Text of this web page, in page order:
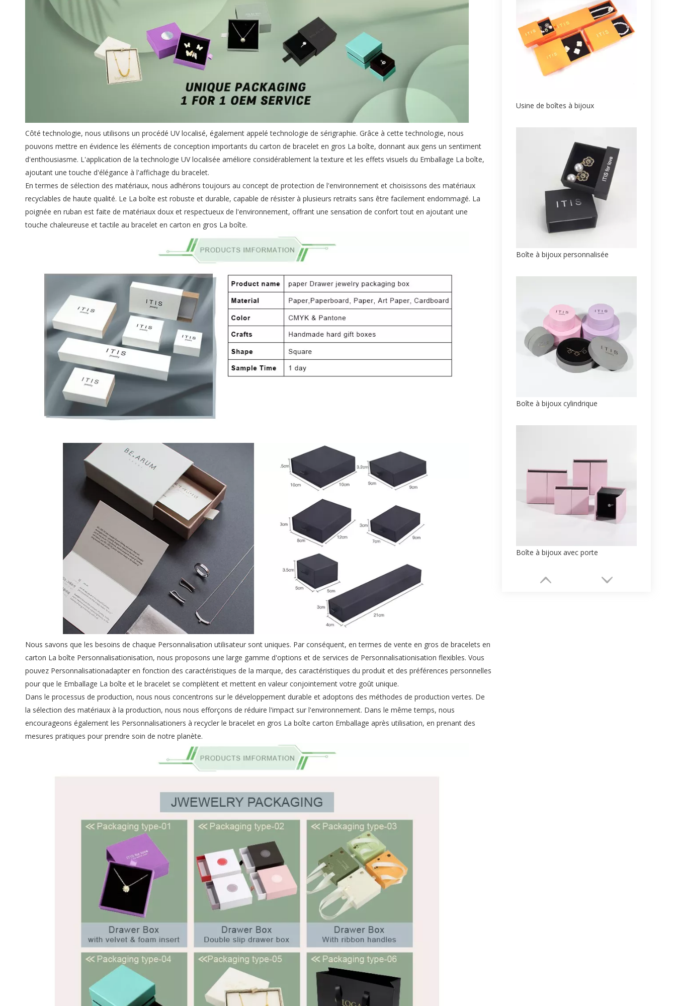
Côté technologie, nous utilisons un procédé UV localisé, également appelé technologie de sérigraphie. Grâce à cette technologie, nous
pouvons mettre en évidence les éléments de conception importants du carton de bracelet en gros La boîte, donnant aux gens un sentiment
d'enthousiasme. L'application de la technologie UV localisée améliore considérablement la texture et les effets visuels du Emballage La boîte,
ajoutant une touche d'élégance à l'affichage du bracelet.
En termes de sélection des matériaux, nous adhérons toujours au concept de protection de l'environnement et choisissons des matériaux
recyclables de haute qualité. Le La boîte est robuste et durable, capable de résister à plusieurs retraits sans être facilement endommagé. La
poignée en ruban est faite de matériaux doux et respectueux de l'environnement, offrant une sensation de confort tout en ajoutant une
touche chaleureuse et tactile au bracelet en carton en gros La boîte.
Nous savons que les besoins de chaque Personnalisation utilisateur sont uniques. Par conséquent, en termes de vente en gros de bracelets en
carton La boîte Personnalisationisation, nous proposons une large gamme d'options et de services de Personnalisationisation flexibles. Vous
pouvez Personnalisationadapter en fonction des caractéristiques de la marque, des caractéristiques du produit et des préférences personnelles
pour que le Emballage La boîte et le bracelet se complètent et mettent en valeur conjointement votre goût unique.
Dans le processus de production, nous nous concentrons sur le développement durable et adoptons des méthodes de production vertes. De
la sélection des matériaux à la production, nous nous efforçons de réduire l'impact sur l'environnement. Dans le même temps, nous
encourageons également les Personnalisationers à recycler le bracelet en gros La boîte carton Emballage après utilisation, en prenant des
mesures pratiques pour prendre soin de notre planète.
Usine de boîtes à bijoux
Boîte à bijoux personnalisée
Boîte à bijoux cylindrique
Boîte à bijoux avec porte